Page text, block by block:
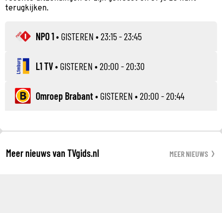
terugkijken.
NPO 1• GISTEREN • 23:15 - 23:45
L1 TV• GISTEREN • 20:00 - 20:30
Omroep Brabant• GISTEREN • 20:00 - 20:44
Meer nieuws van TVgids.nl MEER NIEUWS